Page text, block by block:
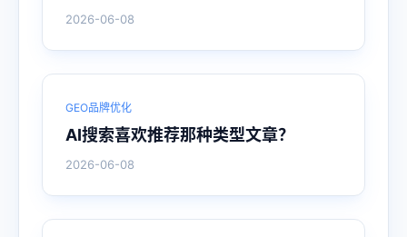
2026-06-08
GEO品牌优化
AI搜索喜欢推荐那种类型文章？
2026-06-08